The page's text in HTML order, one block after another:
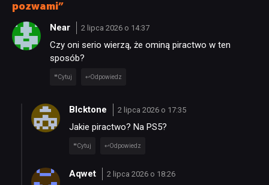
pozwami”
Near 2 lipca 2026 o 14:37
Czy oni serio wierzą, że ominą piractwo w ten
sposób?
Cytuj Odpowiedz
Blcktone 2 lipca 2026 o 17:35
Jakie piractwo? Na PS5?
Cytuj Odpowiedz
Aqwet 2 lipca 2026 o 18:26